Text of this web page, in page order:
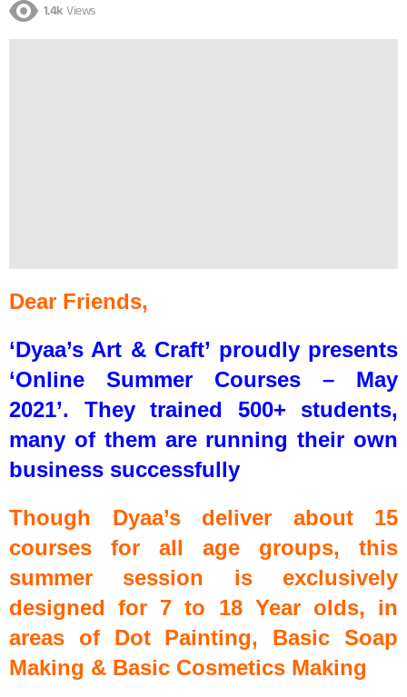
1.4k Views
Dear Friends,
‘Dyaa’s Art & Craft’ proudly presents
‘Online Summer Courses – May
2021’. They trained 500+ students,
many of them are running their own
business successfully
Though Dyaa’s deliver about 15
courses for all age groups, this
summer session is exclusively
designed for 7 to 18 Year olds, in
areas of Dot Painting, Basic Soap
Making & Basic Cosmetics Making